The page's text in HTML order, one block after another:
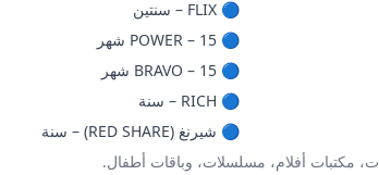
🔵 FLIX – سنتين
🔵 POWER – 15 شهر
🔵 BRAVO – 15 شهر
🔵 RICH – سنة
🔵 شيرنغ (RED SHARE) – سنة
مكتبات أفلام، مسلسلات، وباقات أطفال.